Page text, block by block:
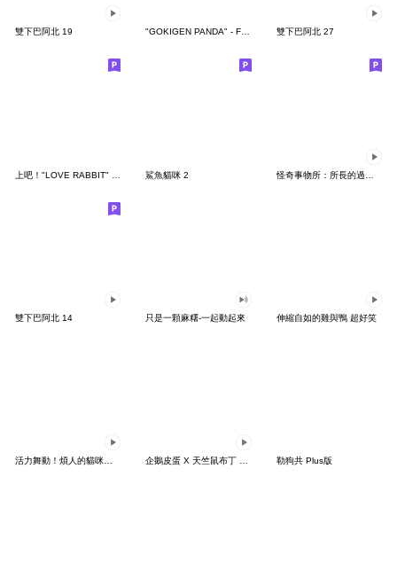
雙下巴阿北 19 "GOKIGEN PANDA" - Feeling / global 雙下巴阿北 27
鯊魚貓咪 2
雙下巴阿北 14 只是一顆麻糬-一起動起來 伸縮自如的雞與鴨 超好笑
活力舞動！煩人的貓咪★迷你版 2 企鵝皮蛋 X 天竺鼠布丁 有點厭世 勒狗共 Plus版